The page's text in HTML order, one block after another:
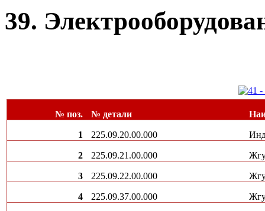
39.
№ поз. № детали
1 225.09.20.00.000
2 225.09.21.00.000
3 225.09.22.00.000
4 225.09.37.00.000